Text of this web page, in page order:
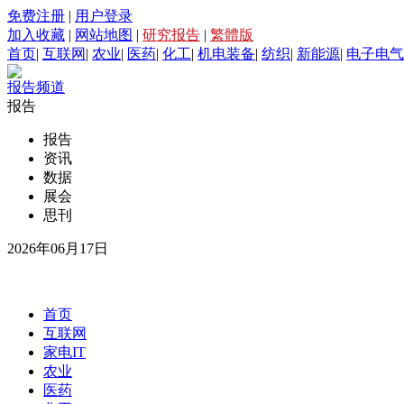
免费注册 | 用户登录
加入收藏 | 网站地图 | 研究报告 | 繁體版
首页| 互联网 | 农业| 医药| 化工| 机电装备| 纺织| 新能源| 电子电气
报告频道
报告
报告
资讯
数据
展会
思刊
2026年06月17日
首页
互联网
家电IT
农业
医药